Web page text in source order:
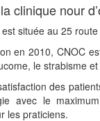
clinique nour
située au 25
en 2010, CNOC
le strabisme
des
avec le
les praticiens.